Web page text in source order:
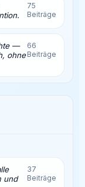
75
Beiträge
—
ohne
66
Beiträge
und
37
Beiträge